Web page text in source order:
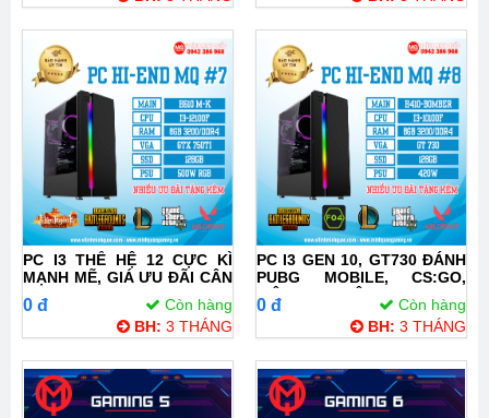
PC I3 THẾ HỆ 12 CỰC KÌ
MẠNH MẼ, GIÁ ƯU ĐÃI CÂN
MỌI GAME ONLINE
0 đ
Còn hàng
BH: 3 THÁNG
PC I3 GEN 10, GT730 ĐÁNH
PUBG MOBILE, CS:GO,
LIÊN MINH SIÊU MƯỢT
0 đ
Còn hàng
BH: 3 THÁNG